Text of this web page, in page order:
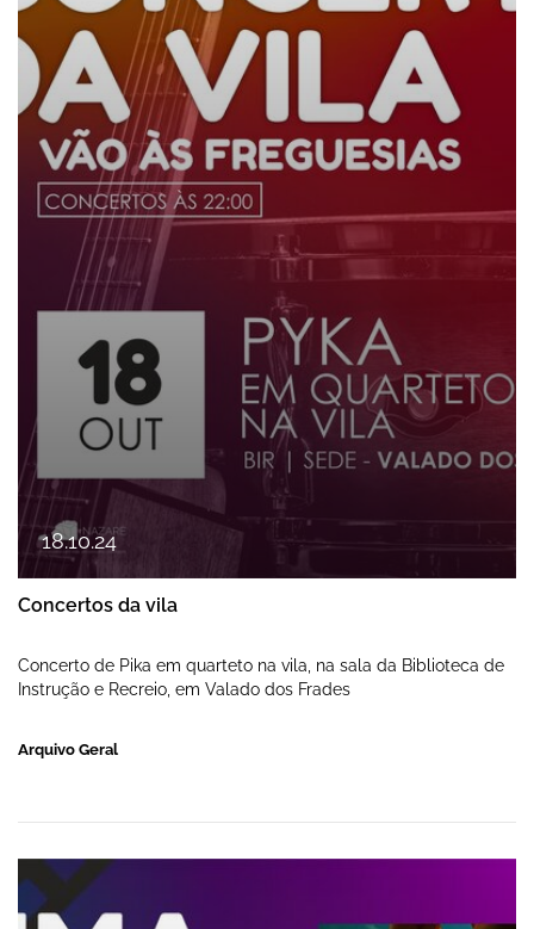
18.10.24
Concertos da vila
Concerto de Pika em quarteto na vila, na sala da Biblioteca de
Instrução e Recreio, em Valado dos Frades
Arquivo Geral
Filmes de outubro